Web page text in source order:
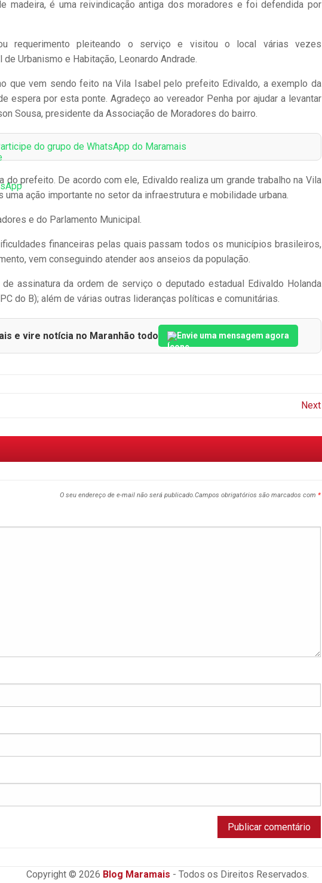
madeira, é uma reivindicação antiga dos moradores e foi defendida por
requerimento pleiteando o serviço e visitou o local várias vezes
Urbanismo e Habitação, Leonardo Andrade.
que vem sendo feito na Vila Isabel pelo prefeito Edivaldo, a exemplo da
espera por esta ponte. Agradeço ao vereador Penha por ajudar a levantar
Sousa, presidente da Associação de Moradores do bairro.
do grupo de WhatsApp do Maramais
do prefeito. De acordo com ele, Edivaldo realiza um grande trabalho na Vila
uma ação importante no setor da infraestrutura e mobilidade urbana.
e do Parlamento Municipal.
financeiras pelas quais passam todos os municípios brasileiros,
vem conseguindo atender aos anseios da população.
assinatura da ordem de serviço o deputado estadual Edivaldo Holanda
do B); além de várias outras lideranças políticas e comunitárias.
e vire notícia no Maranhão todo Envie uma mensagem agora
Next
O seu endereço de e-mail não será publicado.Campos obrigatórios são marcados com *
Copyright © 2026 Blog Maramais - Todos os Direitos Reservados.